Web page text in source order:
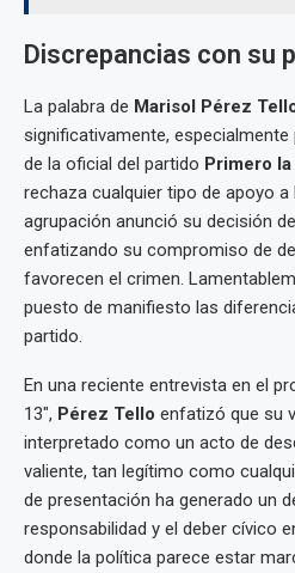
Discrepancias con su
La palabra de Marisol Pérez
significativamente,
de la oficial del partido Primero
rechaza cualquier tipo de apoyo
agrupación anunció su decisión
enfatizando su compromiso de
favorecen el crimen.
puesto de manifiesto las
partido.
En una reciente entrevista en el
13", Pérez Tello enfatizó que su
interpretado como un acto de
valiente, tan legítimo como
de presentación ha generado un
responsabilidad y el deber cívico
donde la política parece estar